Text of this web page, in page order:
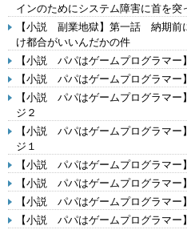
インのためにシステム障害に首を突
【小説 副業地獄】第一話 納期前
け都合がいいんだかの件
【小説 パパはゲームプログラマ
【小説 パパはゲームプログラマ
【小説 パパはゲームプログラマ
ジ２
【小説 パパはゲームプログラマ
ジ１
【小説 パパはゲームプログラマ
【小説 パパはゲームプログラマ
【小説 パパはゲームプログラマ
【小説 パパはゲームプログラマ